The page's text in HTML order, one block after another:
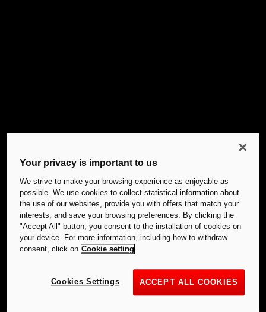
Your privacy is important to us
We strive to make your browsing experience as enjoyable as
possible. We use cookies to collect statistical information about
the use of our websites, provide you with offers that match your
interests, and save your browsing preferences. By clicking the
"Accept All" button, you consent to the installation of cookies on
your device. For more information, including how to withdraw
consent, click on Cookie setting
ACCEPT ALL COOKIES
Cookies Settings